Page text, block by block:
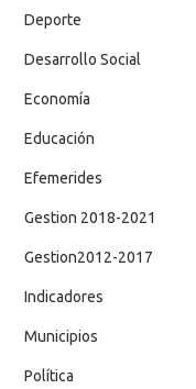
Deporte
Desarrollo Social
Economía
Educación
Efemerides
Gestion 2018-2021
Gestion2012-2017
Indicadores
Municipios
Política